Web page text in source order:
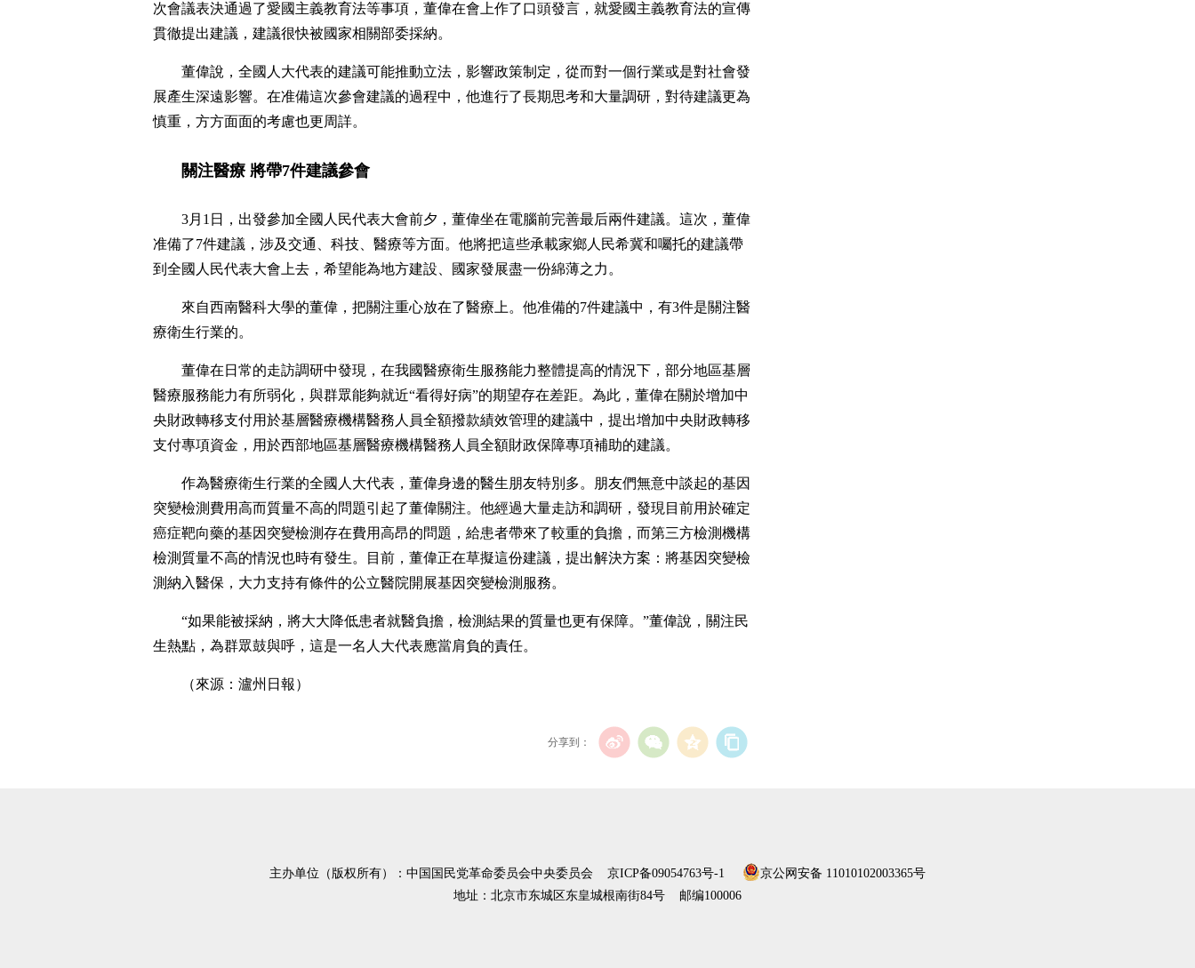
次會議表決通過了愛國主義教育法等事項，董偉在會上作了口頭發言，就愛國主義教育法的宣傳
貫徹提出建議，建議很快被國家相關部委採納。
董偉說，全國人大代表的建議可能推動立法，影響政策制定，從而對一個行業或是對社會發
展產生深遠影響。在准備這次參會建議的過程中，他進行了長期思考和大量調研，對待建議更為
慎重，方方面面的考慮也更周詳。
關注醫療 將帶7件建議參會
3月1日，出發參加全國人民代表大會前夕，董偉坐在電腦前完善最后兩件建議。這次，董偉
准備了7件建議，涉及交通、科技、醫療等方面。他將把這些承載家鄉人民希冀和囑托的建議帶
到全國人民代表大會上去，希望能為地方建設、國家發展盡一份綿薄之力。
來自西南醫科大學的董偉，把關注重心放在了醫療上。他准備的7件建議中，有3件是關注醫
療衛生行業的。
董偉在日常的走訪調研中發現，在我國醫療衛生服務能力整體提高的情況下，部分地區基層
醫療服務能力有所弱化，與群眾能夠就近“看得好病”的期望存在差距。為此，董偉在關於增加中
央財政轉移支付用於基層醫療機構醫務人員全額撥款績效管理的建議中，提出增加中央財政轉移
支付專項資金，用於西部地區基層醫療機構醫務人員全額財政保障專項補助的建議。
作為醫療衛生行業的全國人大代表，董偉身邊的醫生朋友特別多。朋友們無意中談起的基因
突變檢測費用高而質量不高的問題引起了董偉關注。他經過大量走訪和調研，發現目前用於確定
癌症靶向藥的基因突變檢測存在費用高昂的問題，給患者帶來了較重的負擔，而第三方檢測機構
檢測質量不高的情況也時有發生。目前，董偉正在草擬這份建議，提出解決方案：將基因突變檢
測納入醫保，大力支持有條件的公立醫院開展基因突變檢測服務。
“如果能被採納，將大大降低患者就醫負擔，檢測結果的質量也更有保障。”董偉說，關注民
生熱點，為群眾鼓與呼，這是一名人大代表應當肩負的責任。
（來源：瀘州日報）
分享到：
主办单位（版权所有）：中国国民党革命委员会中央委员会 京ICP备09054763号-1
京公网安备 11010102003365号
地址：北京市东城区东皇城根南街84号 邮编100006